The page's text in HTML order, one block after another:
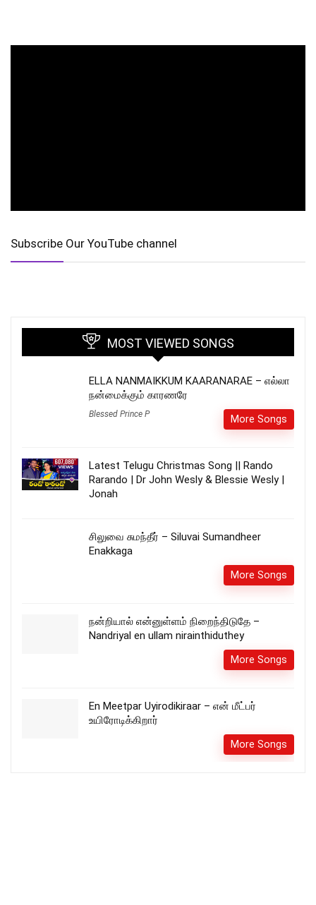
Subscribe Our YouTube channel
MOST VIEWED SONGS
ELLA NANMAIKKUM KAARANARAE – எல்லா
நன்மைக்கும் காரணரே
Blessed Prince P More Songs
Latest Telugu Christmas Song || Rando
Rarando | Dr John Wesly & Blessie Wesly |
Jonah
சிலுவை சுமந்தீர் – Siluvai Sumandheer
Enakkaga
More Songs
நன்றியால் என்னுள்ளம் நிறைந்திடுதே –
Nandriyal en ullam nirainthiduthey
More Songs
En Meetpar Uyirodikiraar – என் மீட்பர்
உயிரோடிக்கிறார்
More Songs